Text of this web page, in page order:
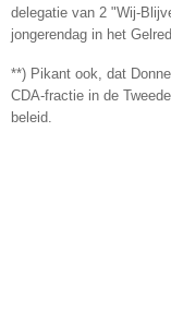
delegatie van 2 "Wij-
jongerendag in het
**) Pikant ook, dat
CDA-fractie in de
beleid.